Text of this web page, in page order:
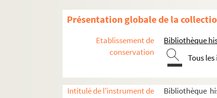
Présentation globale de la
Etablissement de
conservation
Bibliothèque
Tous
Intitulé de l'instrument de
Bibliothèque